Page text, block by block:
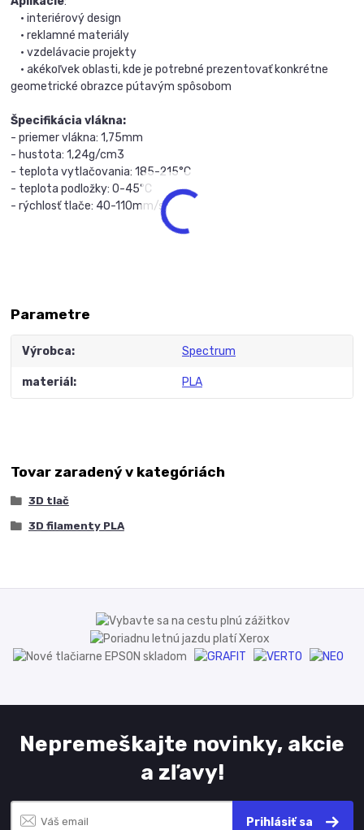
• interiérový design
• reklamné materiály
• vzdelávacie projekty
• akékoľvek oblasti, kde je potrebné prezentovať konkrétne
geometrické obrazce pútavým spôsobom
Špecifikácia vlákna:
- priemer vlákna: 1,75mm
- hustota: 1,24g/cm3
- teplota vytlačovania: 185-215°C
- teplota podložky: 0-45°C
- rýchlosť tlače: 40-110mm/s
Parametre
Výrobca Spectrum
materiál PLA
Tovar zaradený v kategóriách
3D tlač
3D filamenty PLA
Nepremeškajte novinky, akcie
a zľavy!
Prihlásiť sa